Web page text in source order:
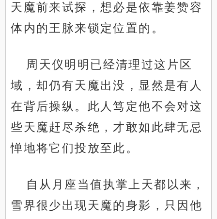
天魔前来试探，想必是依靠姜赞容
体内的王脉来锁定位置的。
周天仪明明已经清理过这片区
域，却仍有天魔出没，显然是有人
在背后操纵。此人笃定他不会对这
些天魔赶尽杀绝，才敢如此肆无忌
惮地将它们投放至此。
自从月座当值执掌上天都以来，
雪界很少出现天魔的身影，只因他